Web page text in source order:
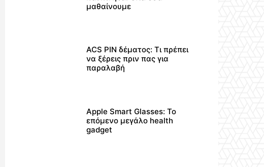
μαθαίνουμε
ACS PIN δέματος: Τι πρέπει
να ξέρεις πριν πας για
παραλαβή
Apple Smart Glasses: Το
επόμενο μεγάλο health
gadget